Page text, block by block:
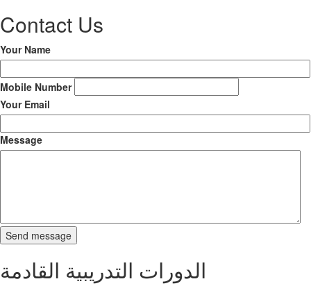
Contact Us
Your Name
Mobile Number
Your Email
Message
الدورات التدريبية القادمة